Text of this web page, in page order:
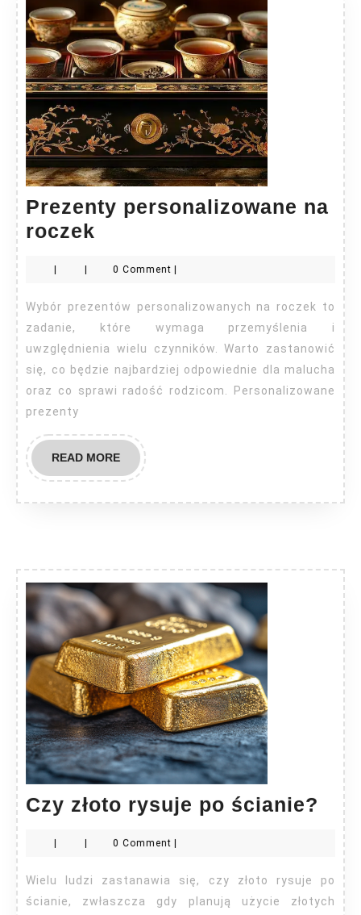
Prezenty personalizowane na
roczek
na
roczek
| | 0 Comment |
Wybór prezentów personalizowanych na roczek to
zadanie, które wymaga przemyślenia i
uwzględnienia wielu czynników. Warto zastanowić
się, co będzie najbardziej odpowiednie dla malucha
oraz co sprawi radość rodzicom. Personalizowane
prezenty
READ MOREREAD
MORE
Czy złoto rysuje po ścianie? Czy
po
0 Comment
Wielu ludzi zastanawia się, czy złoto rysuje po
ścianie, zwłaszcza gdy planują użycie złotych